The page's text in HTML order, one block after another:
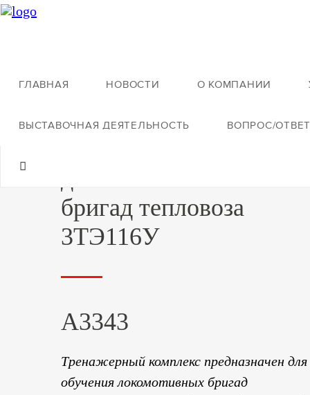
ГЛАВНАЯ НОВОСТИ О КОМПАНИИ
ВЫСТАВОЧНАЯ ДЕЯТЕЛЬНОСТЬ ВОПРОС/ОТВЕТ
бригад тепловоза
3ТЭ116У
А3343
Тренажерный комплекс предназначен для
обучения локомотивных бригад